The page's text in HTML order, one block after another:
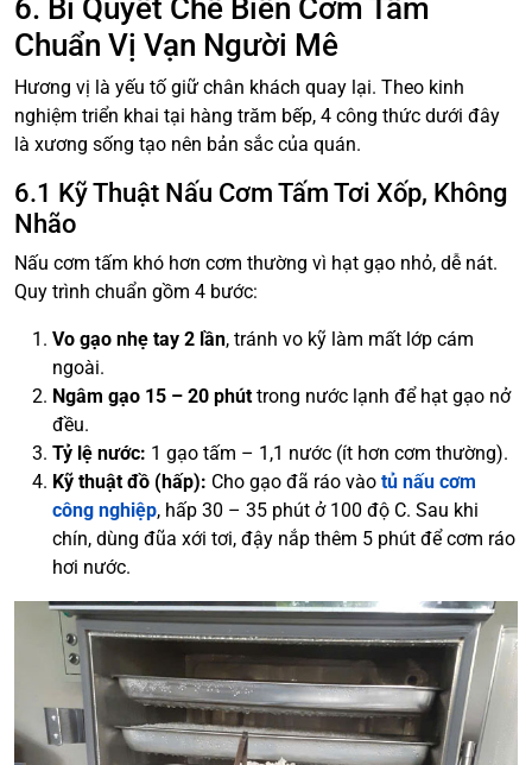
6. Bí Quyết Chế Biến Cơm Tấm
Chuẩn Vị Vạn Người Mê
Hương vị là yếu tố giữ chân khách quay lại. Theo kinh
nghiệm triển khai tại hàng trăm bếp, 4 công thức dưới đây
là xương sống tạo nên bản sắc của quán.
6.1 Kỹ Thuật Nấu Cơm Tấm Tơi Xốp, Không
Nhão
Nấu cơm tấm khó hơn cơm thường vì hạt gạo nhỏ, dễ nát.
Quy trình chuẩn gồm 4 bước:
Vo gạo nhẹ tay 2 lần, tránh vo kỹ làm mất lớp cám
ngoài.
Ngâm gạo 15 – 20 phúttrong nước lạnh để hạt gạo nở
đều.
Tỷ lệ nước: 1 gạo tấm – 1,1 nước (ít hơn cơm thường).
Kỹ thuật đồ (hấp): Cho gạo đã ráo vào tủ nấu cơm
công nghiệp, hấp 30 – 35 phút ở 100 độ C. Sau khi
chín, dùng đũa xới tơi, đậy nắp thêm 5 phút để cơm ráo
hơi nước.